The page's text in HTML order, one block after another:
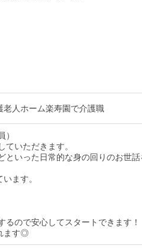
人ホーム楽寿園で介護職
いただきます。
といった日常的な身の回りのお世話
ます。
るので安心してスタートできます！
ます◎